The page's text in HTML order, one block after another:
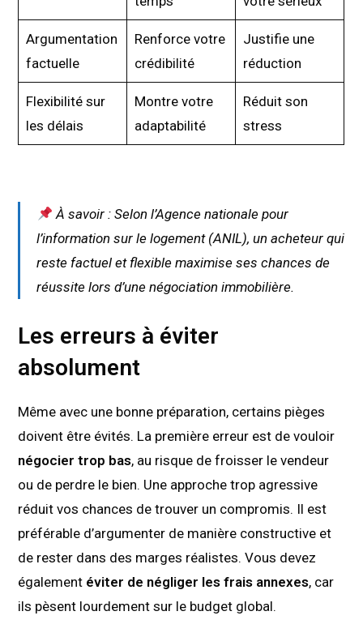
Argumentation
factuelle
Renforce votre
crédibilité
Justifie une
réduction
Flexibilité sur
les délais
Montre votre
adaptabilité
Réduit son
stress
À savoir : Selon l’Agence nationale pour
l’information sur le logement (ANIL), un acheteur qui
reste factuel et flexible maximise ses chances de
réussite lors d’une négociation immobilière.
Les erreurs à éviter
absolument
Même avec une bonne préparation, certains pièges
doivent être évités. La première erreur est de vouloir
négocier trop bas, au risque de froisser le vendeur
ou de perdre le bien. Une approche trop agressive
réduit vos chances de trouver un compromis. Il est
préférable d’argumenter de manière constructive et
de rester dans des marges réalistes. Vous devez
également éviter de négliger les frais annexes, car
ils pèsent lourdement sur le budget global.